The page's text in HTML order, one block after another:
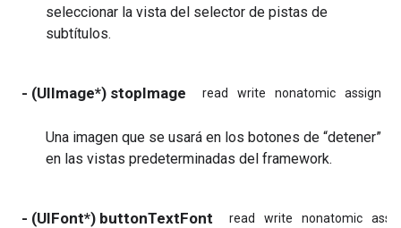
seleccionar la vista del selector de pistas de
subtítulos.
- (UIImage*) stopImage read write nonatomic assign
Una imagen que se usará en los botones de “detener”
en las vistas predeterminadas del framework.
- (UIFont*) buttonTextFont read write nonatomic